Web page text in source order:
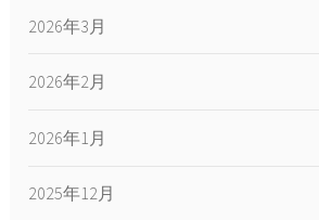
2026年3月
2026年2月
2026年1月
2025年12月